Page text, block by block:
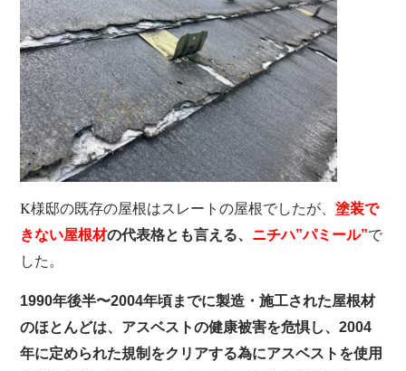
K様邸の既存の屋根はスレートの屋根でしたが、塗装で
きない屋根材の代表格とも言える、 ニチハ”パミール”で
した。
1990年後半〜2004年頃までに製造・施工された屋根材
のほとんどは、アスベストの健康被害を危惧し、2004
年に定められた規制をクリアする為にアスベストを使用